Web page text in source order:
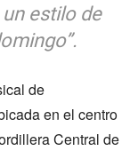
estilo de
de
en el centro
Central de